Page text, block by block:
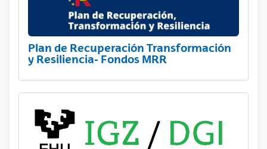
Plan de Recuperación Transformación
y Resiliencia- Fondos MRR